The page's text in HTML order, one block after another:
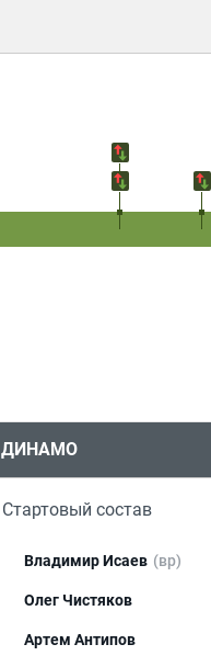
ДИНАМО
Стартовый состав
Владимир Исаев (вр)
Олег Чистяков
Артем Антипов